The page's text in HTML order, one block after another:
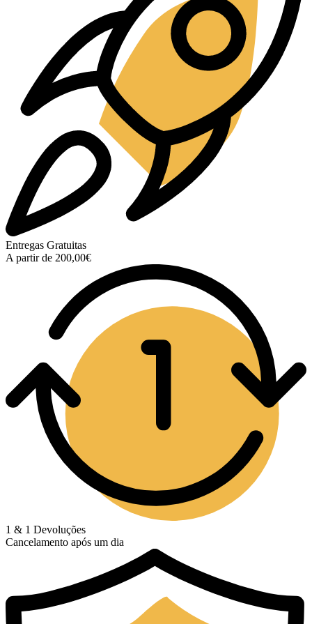
Entregas Gratuitas
A partir de 200,00€
1 & 1 Devoluções
Cancelamento após um dia